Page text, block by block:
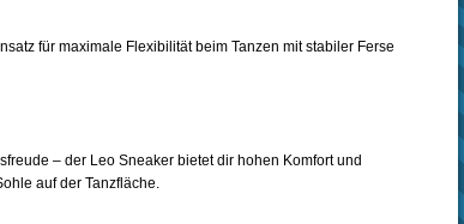
für maximale Flexibilität beim Tanzen mit stabiler Ferse
– der Leo Sneaker bietet dir hohen Komfort und
auf der Tanzfläche.